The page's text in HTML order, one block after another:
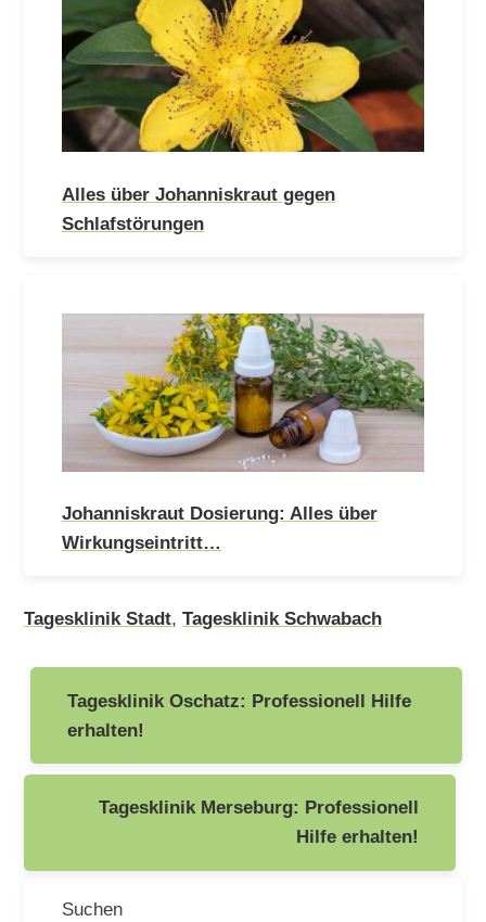
Alles über Johanniskraut gegen
Schlafstörungen
Johanniskraut Dosierung: Alles über
Wirkungseintritt…
Tagesklinik Stadt,Tagesklinik Schwabach
Beitragsnavigation
Tagesklinik Oschatz: Professionell Hilfe
erhalten!
Tagesklinik Merseburg: Professionell
Hilfe erhalten!
Suchen